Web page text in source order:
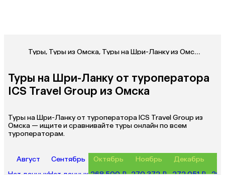
Туры, Туры из Омска, Туры на Шри-Ланку из Омска
Туры на Шри-Ланку от туроператора
ICS Travel Group из Омска
Туры на Шри-Ланку от туроператора ICS Travel Group из
Омска — ищите и сравнивайте туры онлайн по всем
туроператорам.
Август
Сентябрь
Октябрь
Ноябрь
Декабрь